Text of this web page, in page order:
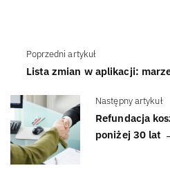
Poprzedni artykuł
Lista zmian w aplikacji:
Następny artykuł
Refundacja
poniżej 30 lat